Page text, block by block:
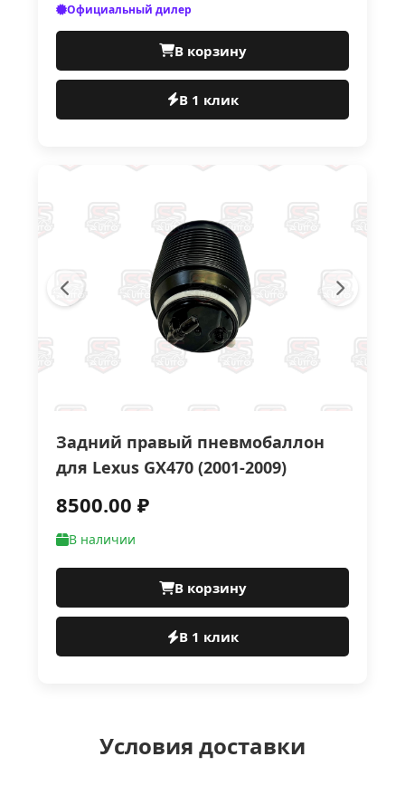
Официальный дилер
В корзину
В 1 клик
Задний правый пневмобаллон
для Lexus GX470 (2001-2009)
8500.00 ₽
В наличии
В корзину
В 1 клик
Условия доставки